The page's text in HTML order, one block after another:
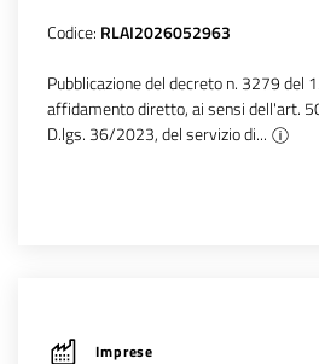
Codice: RLAI2026052963
Pubblicazione del decreto n. 3279
affidamento diretto, ai sensi dell'art.
D.lgs. 36/2023, del servizio di...
Imprese